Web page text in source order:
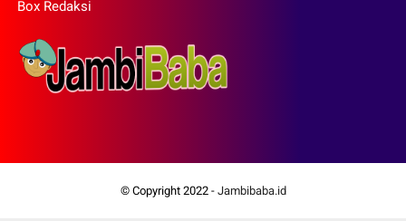
Box Redaksi
© Copyright 2022 - Jambibaba.id